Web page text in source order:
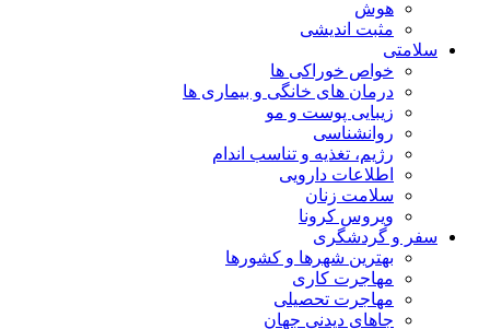
هوش
مثبت اندیشی
سلامتی
خواص خوراکی ها
درمان های خانگی و بیماری ها
زیبایی پوست و مو
روانشناسی
رژیم، تغذیه و تناسب اندام
اطلاعات دارویی
سلامت زنان
ویروس کرونا
سفر و گردشگری
بهترین شهرها و کشورها
مهاجرت کاری
مهاجرت تحصیلی
جاهای دیدنی جهان